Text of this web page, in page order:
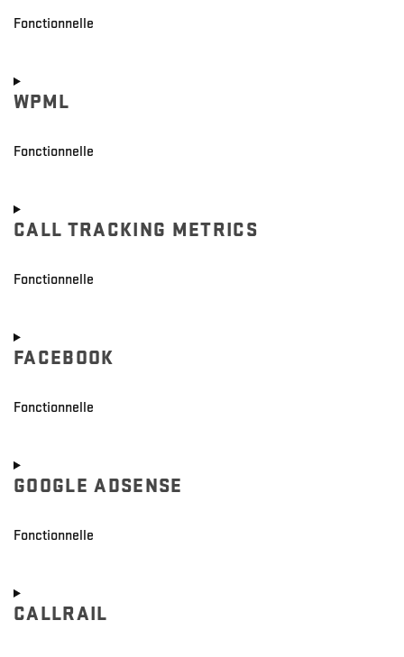
Fonctionnelle
to
service
analytics
WPML
Fonctionnelle
to
service
CALL TRACKING METRICS
Fonctionnelle
to
service
tracking-
FACEBOOK
Fonctionnelle
to
service
GOOGLE ADSENSE
Fonctionnelle
to
service
CALLRAIL